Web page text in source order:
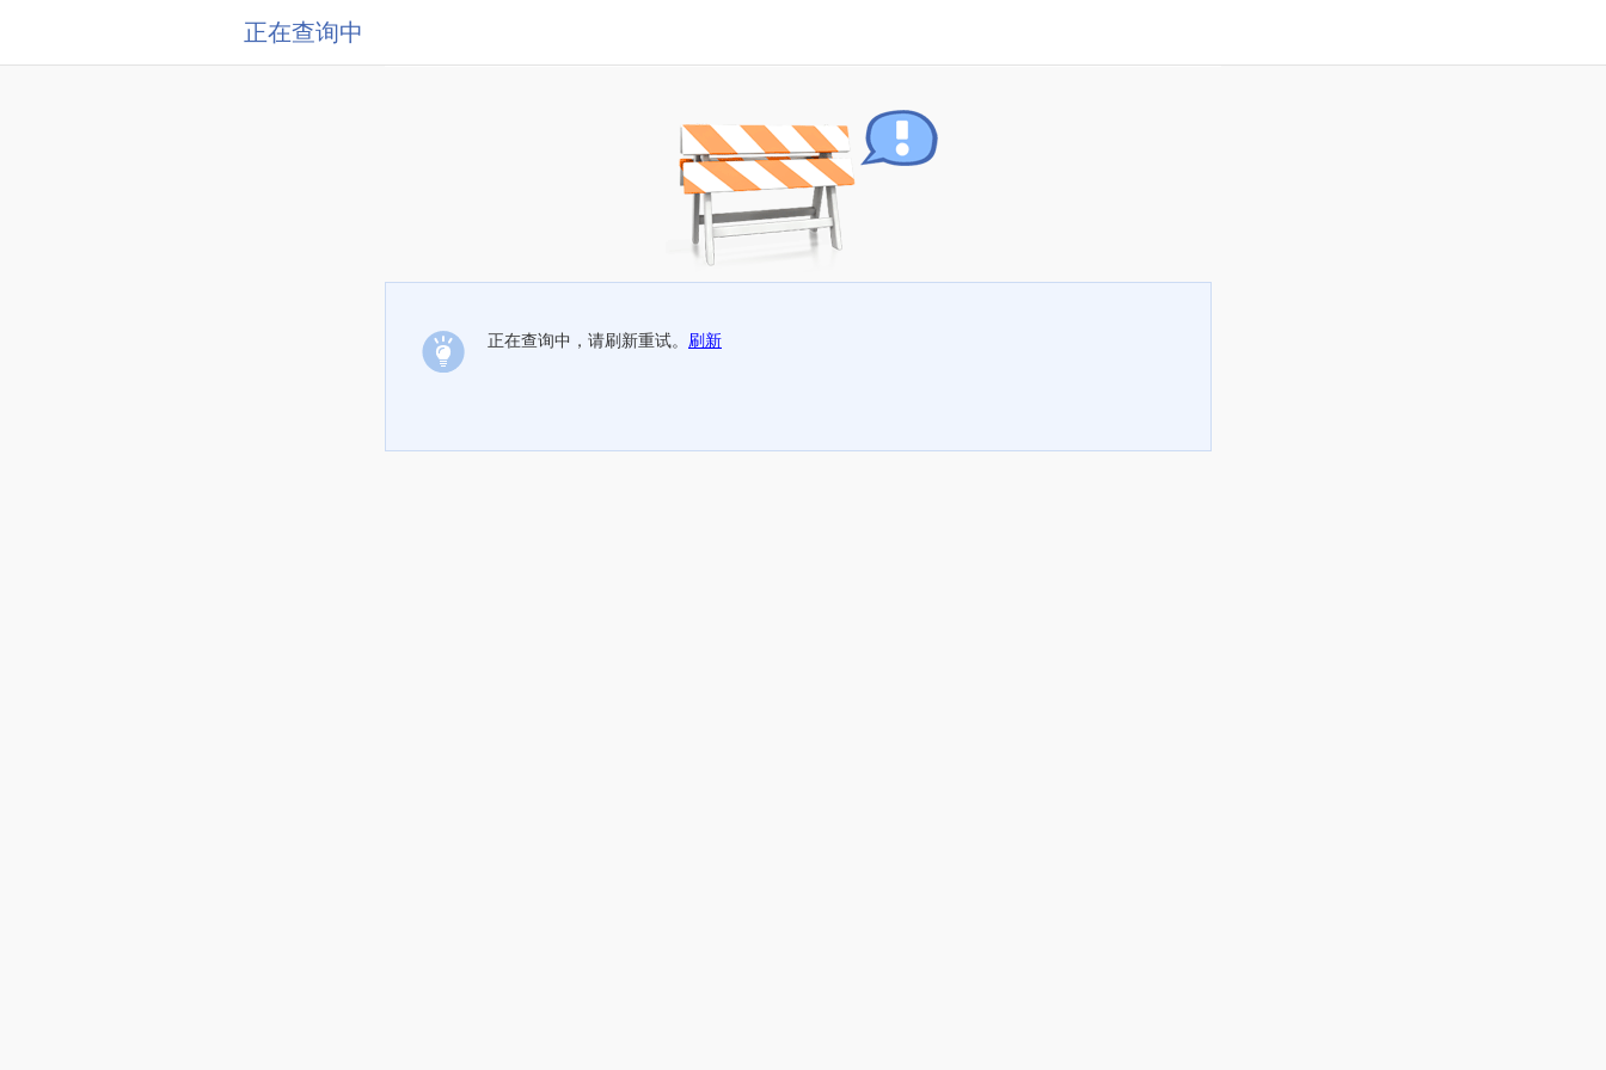
正在查询中
正在查询中，请刷新重试。 刷新